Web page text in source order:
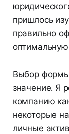
пришлось
правильно
Выбор формы
значение. Я
компанию
некоторые
личные